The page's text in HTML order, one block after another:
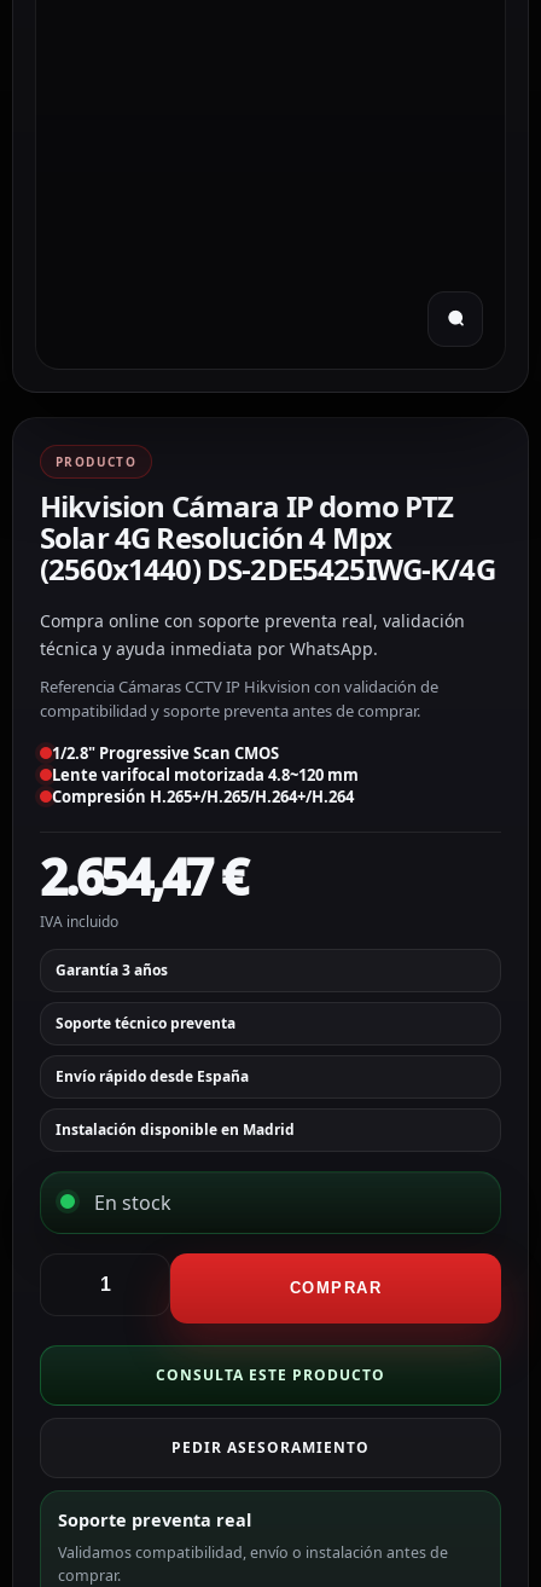
PRODUCTO
Hikvision Cámara IP domo PTZ
Solar 4G Resolución 4 Mpx
(2560x1440) DS-2DE5425IWG-K/4G
Compra online con soporte preventa real, validación
técnica y ayuda inmediata por WhatsApp.
Referencia Cámaras CCTV IP Hikvision con validación de
compatibilidad y soporte preventa antes de comprar.
1/2.8" Progressive Scan CMOS
Lente varifocal motorizada 4.8~120 mm
Compresión H.265+/H.265/H.264+/H.264
2.654,47€
IVA incluido
Garantía 3 años
Soporte técnico preventa
Envío rápido desde España
Instalación disponible en Madrid
En stock
Cámara
domo
Solar
4G
Mpx
(2560x1440)
DS-
COMPRAR
CONSULTA ESTE PRODUCTO
PEDIR ASESORAMIENTO
Soporte preventa real
Validamos compatibilidad, envío o instalación antes de
comprar.